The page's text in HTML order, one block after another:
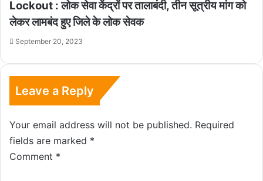
Lockout : लोक सेवा केंद्रों पर तालाबंदी, तीन सूत्रीय मांग को
लेकर लामबंद हुए जिले के लोक सेवक
September 20, 2023
Leave a Reply
Your email address will not be published. Required
fields are marked *
Comment *